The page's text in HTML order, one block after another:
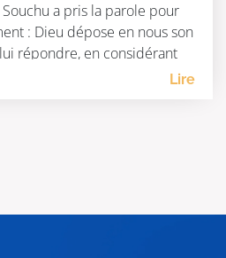
Souchu a pris la parole pour
: Dieu dépose en nous son
répondre, en considérant
Lire